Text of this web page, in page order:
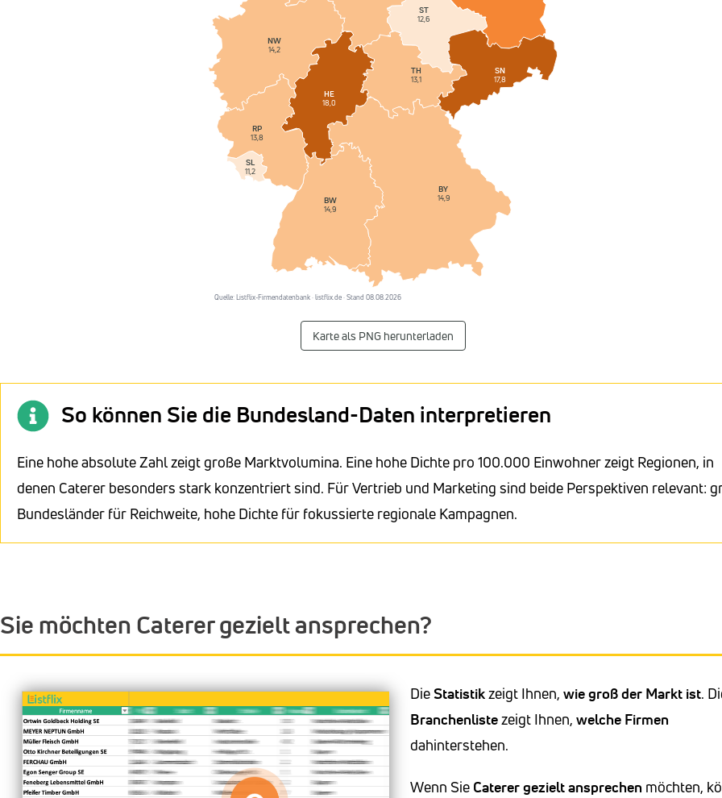
BW
14,9
BY
14,9
HE
18,0
NW
14,2
RP
13,8
SL
11,2
ST
12,6
SN
17,8
TH
13,1
Quelle: Listflix-Firmendatenbank · listflix.de · Stand 08.08.2026
Karte als PNG herunterladen
So können Sie die Bundesland-Daten interpretieren
Eine hohe absolute Zahl zeigt große Marktvolumina. Eine hohe Dichte pro 100.000 Einwohner zeigt Regionen, in
denen Caterer besonders stark konzentriert sind. Für Vertrieb und Marketing sind beide Perspektiven relevant:
Bundesländer für Reichweite, hohe Dichte für fokussierte regionale Kampagnen.
Sie möchten Caterer gezielt ansprechen?
DieStatistikzeigt Ihnen,wie groß der Markt ist.
Branchenlistezeigt Ihnen,welche Firmen
dahinterstehen.
Wenn Sie Caterergezielt ansprechen möchten,